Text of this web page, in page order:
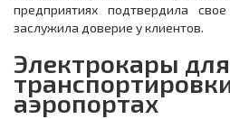
предприятиях подтвердила
заслужила доверие у клиентов.
Электрокары для
аэропортах